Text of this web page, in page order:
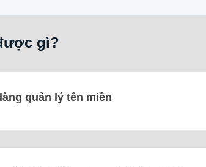
gì?
quản lý tên miền